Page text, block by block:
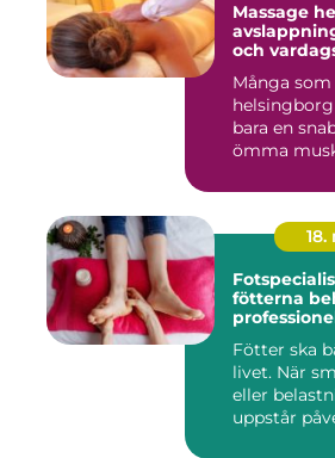
Massage
och
Många
bara en
ömma
18.
Fotspecialist
fötterna
Fötter ska
livet. När
eller
uppstår